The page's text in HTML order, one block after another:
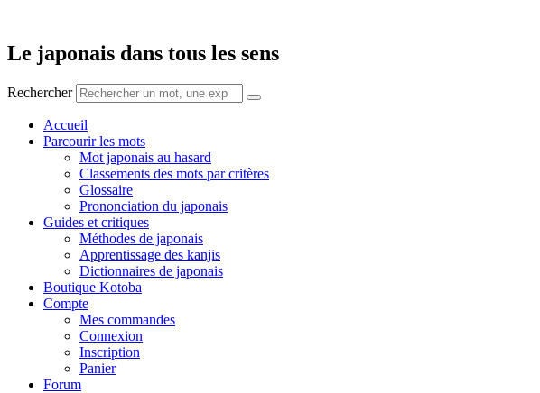
contenu
Le japonais dans tous les sens
Rechercher
Accueil
Parcourir les mots
Mot japonais au hasard
Classements des mots par critères
Glossaire
Prononciation du japonais
Guides et critiques
Méthodes de japonais
Apprentissage des kanjis
Dictionnaires de japonais
Boutique Kotoba
Compte
Mes commandes
Connexion
Inscription
Panier
Forum